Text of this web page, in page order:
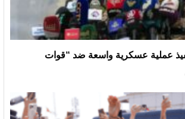
عملية عسكرية واسعة ضد “قوات